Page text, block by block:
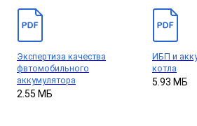
Экспертиза качества
фвтомобильного
аккумулятора
2.55 МБ
ИБП и
котла
5.93 МБ